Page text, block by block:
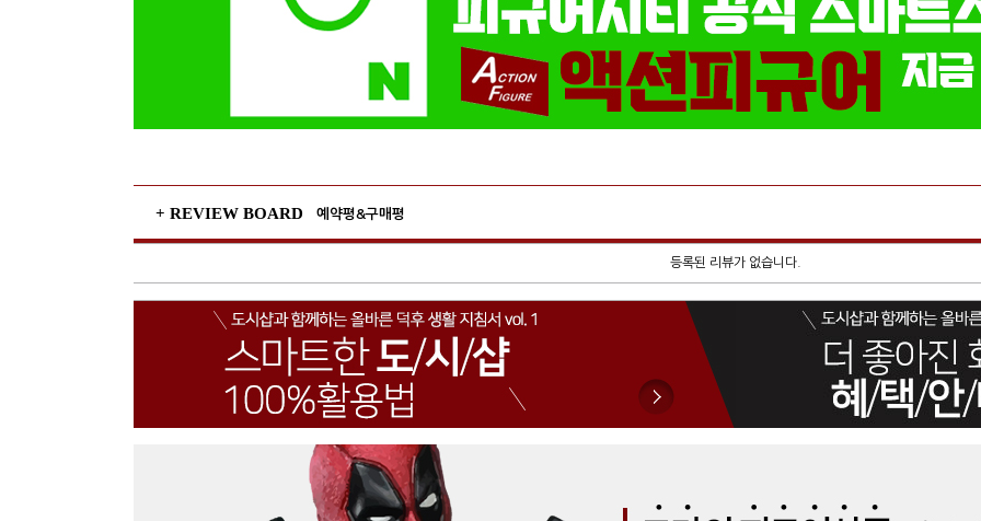
+ REVIEW BOARD 예약평&구매평
등록된 리뷰가 없습니다.